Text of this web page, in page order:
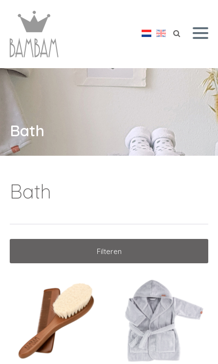
Bath
Bath
Filteren